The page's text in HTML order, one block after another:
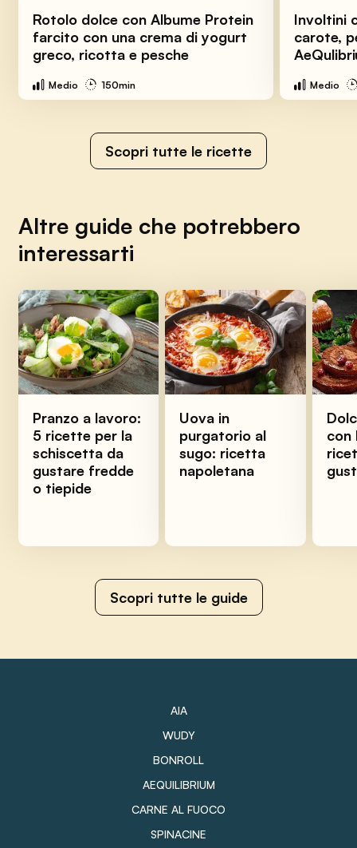
Rotolo dolce con Albume Protein
farcito con una crema di yogurt
greco, ricotta e pesche
Medio 150min
Involtini
carote,
Medio
Scopri tutte le ricette
Altre guide che potrebbero
interessarti
Pranzo a lavoro:
5 ricette per la
schiscetta da
gustare fredde
o tiepide
Uova in
purgatorio al
sugo: ricetta
napoletana
con
Scopri tutte le guide
AIA
WUDY
BONROLL
AEQUILIBRIUM
CARNE AL FUOCO
SPINACINE